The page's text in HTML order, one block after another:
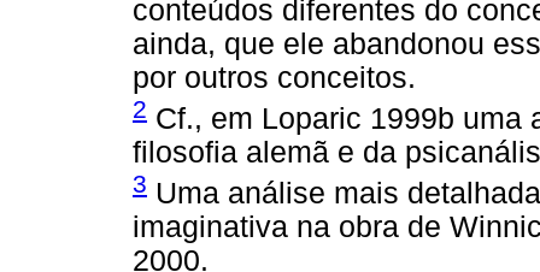
conteúdos diferentes do
ainda, que ele abandonou
por outros conceitos.
2 Cf., em Loparic 1999b uma
filosofia alemã e da
3 Uma análise mais
imaginativa na obra de
2000.